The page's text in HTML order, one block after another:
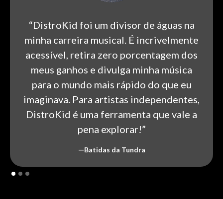
“DistroKid foi um divisor de águas na
minha carreira musical. É incrivelmente
acessível, retira zero porcentagem dos
meus ganhos e divulga minha música
para o mundo mais rápido do que eu
imaginava. Para artistas independentes,
DistroKid é uma ferramenta que vale a
pena explorar!”
—Batidas da Tundra